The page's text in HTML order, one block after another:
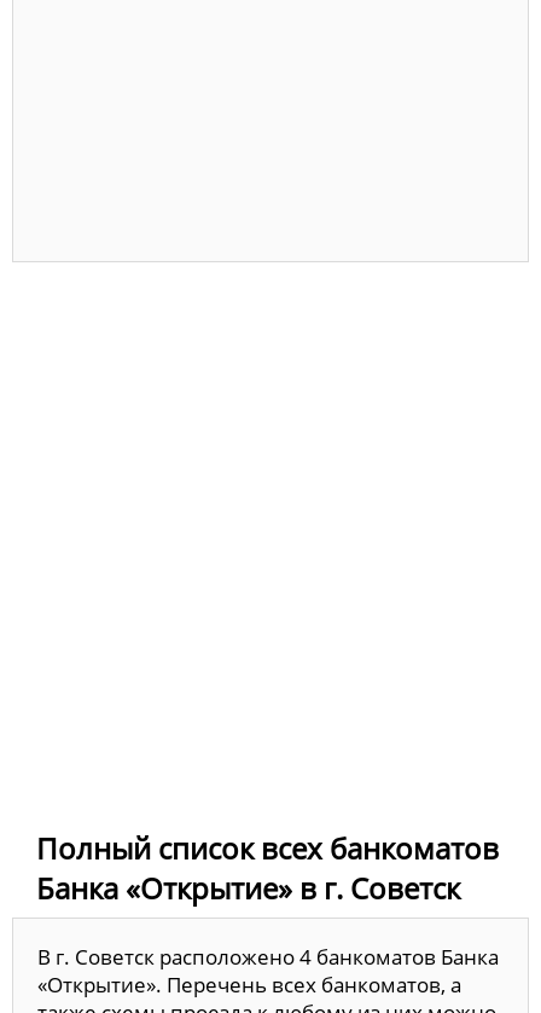
Полный список всех банкоматов
Банка «Открытие» в г. Советск
В г. Советск расположено 4 банкоматов Банка
«Открытие». Перечень всех банкоматов, а